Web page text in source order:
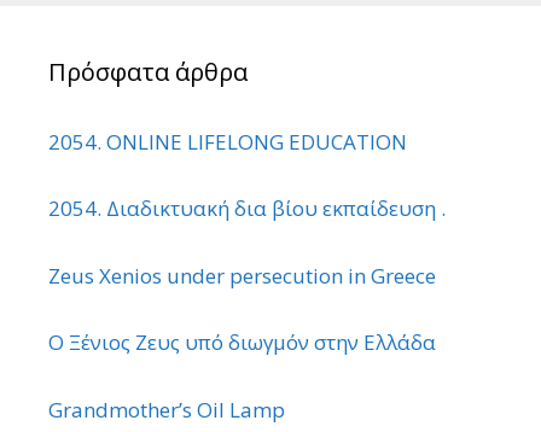
Πρόσφατα άρθρα
2054. ONLINE LIFELONG EDUCATION
2054. Διαδικτυακή δια βίου εκπαίδευση .
Zeus Xenios under persecution in Greece
Ο Ξένιος Ζευς υπό διωγμόν στην Ελλάδα
Grandmother’s Oil Lamp